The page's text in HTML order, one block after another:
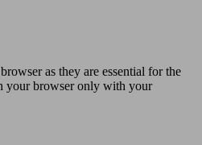
as they are essential for the
your browser only with your